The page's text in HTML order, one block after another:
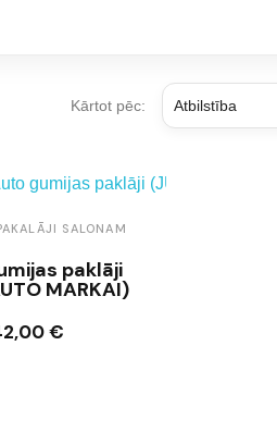
Kārtot pēc: Atbilstība
SALONAM
paklāji
MARKAI)
€
grozā